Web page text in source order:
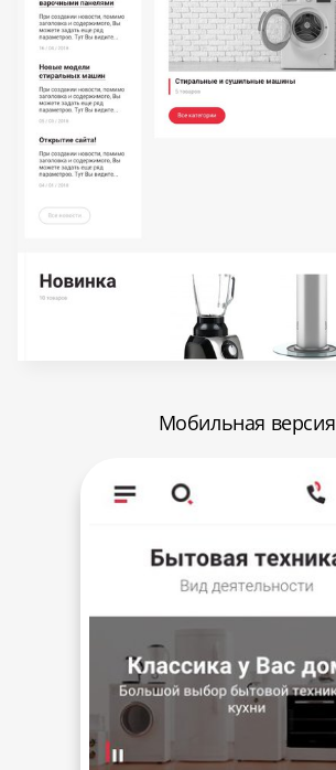
Мобильная версия